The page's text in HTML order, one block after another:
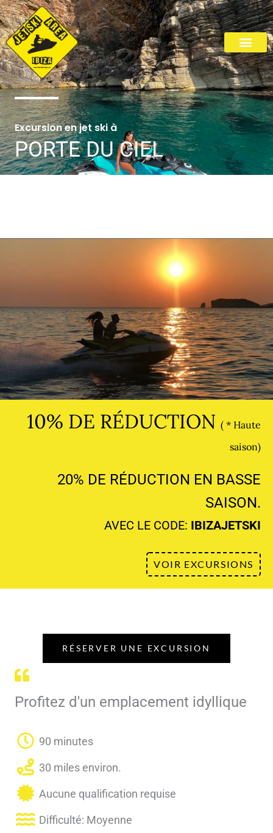
Aller
au
contenu
Excursion en jet ski à
PORTE DU CIEL
10% DE RÉDUCTION ( * Haute
saison)
20% DE RÉDUCTION EN BASSE
SAISON.
AVEC LE CODE: IBIZAJETSKI
VOIR EXCURSIONS
RÉSERVER UNE EXCURSION
Profitez d'un emplacement idyllique
90 minutes
30 miles environ.
Aucune qualification requise
Difficulté: Moyenne